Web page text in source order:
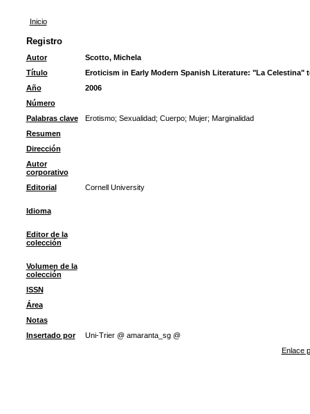
Inicio
Registro
Autor
Scotto, Michela
Título
Eroticism in Early Modern Spanish Literature: "La Celestina"
Año
2006
Número
Palabras clave
Erotismo; Sexualidad; Cuerpo; Mujer; Marginalidad
Resumen
Dirección
Autor
corporativo
Editorial
Cornell University
Idioma
Editor de la
colección
Volumen de la
colección
ISSN
Área
Notas
Insertado por
Uni-Trier @ amaranta_sg @
Enlace